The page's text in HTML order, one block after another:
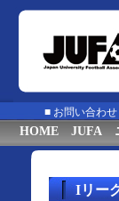
■ お問い合わせ
HOME JUFA
Iリー